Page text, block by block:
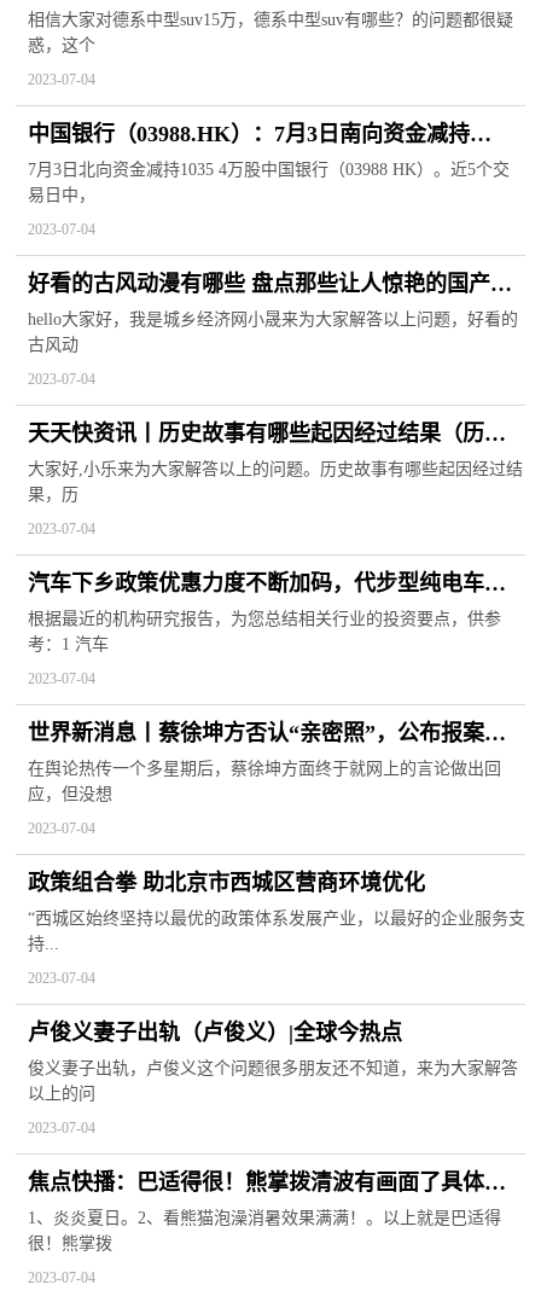
亮点
相信大家对德系中型suv15万，德系中型suv有哪些？的问题都很疑
惑，这个
2023-07-04
中国银行（03988.HK）：7月3日南向资金减持
1035.4万股|世界观焦点
7月3日北向资金减持1035 4万股中国银行（03988 HK）。近5个交
易日中，
2023-07-04
好看的古风动漫有哪些 盘点那些让人惊艳的国产古
风动漫|天天速递
hello大家好，我是城乡经济网小晟来为大家解答以上问题，好看的
古风动
2023-07-04
天天快资讯丨历史故事有哪些起因经过结果（历史
故事有哪些）
大家好,小乐来为大家解答以上的问题。历史故事有哪些起因经过结
果，历
2023-07-04
汽车下乡政策优惠力度不断加码，代步型纯电车和
平价混动车将成为新能源下乡主力产品！
根据最近的机构研究报告，为您总结相关行业的投资要点，供参
考：1 汽车
2023-07-04
世界新消息丨蔡徐坤方否认“亲密照”，公布报案回
执单，但崩塌的口碑该如何拯救？
在舆论热传一个多星期后，蔡徐坤方面终于就网上的言论做出回
应，但没想
2023-07-04
政策组合拳 助北京市西城区营商环境优化
“西城区始终坚持以最优的政策体系发展产业，以最好的企业服务支
持...
2023-07-04
卢俊义妻子出轨（卢俊义）|全球今热点
俊义妻子出轨，卢俊义这个问题很多朋友还不知道，来为大家解答
以上的问
2023-07-04
焦点快播：巴适得很！熊掌拨清波有画面了具体是
什么情况
1、炎炎夏日。2、看熊猫泡澡消暑效果满满！。以上就是巴适得
很！熊掌拨
2023-07-04